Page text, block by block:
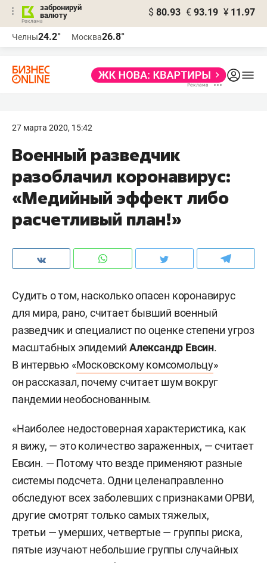
забронируй
валюту
$ 80.93 € 93.19 ¥ 11.97
Челны24.2° Москва26.8°
27 марта 2020, 15:42
Военный разведчик
разоблачил коронавирус:
«Медийный эффект либо
расчетливый план!»
Судить о том, насколько опасен коронавирус
для мира, рано, считает бывший военный
разведчик и специалист по оценке степени угроз
масштабных эпидемийАлександр Евсин.
В интервью «Московскому комсомольцу»
он рассказал, почему считает шум вокруг
пандемии необоснованным.
«Наиболее недостоверная характеристика, как
я вижу, — это количество зараженных, — считает
Евсин. — Потому что везде применяют разные
системы подсчета. Одни целенаправленно
обследуют всех заболевших с признаками ОРВИ,
другие смотрят только самых тяжелых,
третьи — умерших, четвертые — группы риска,
пятые изучают небольшие группы случайных